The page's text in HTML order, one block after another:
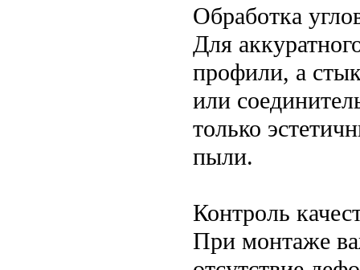
Обработка
Для
профили, а
или
только
пыли.
Контроль
При монтаже